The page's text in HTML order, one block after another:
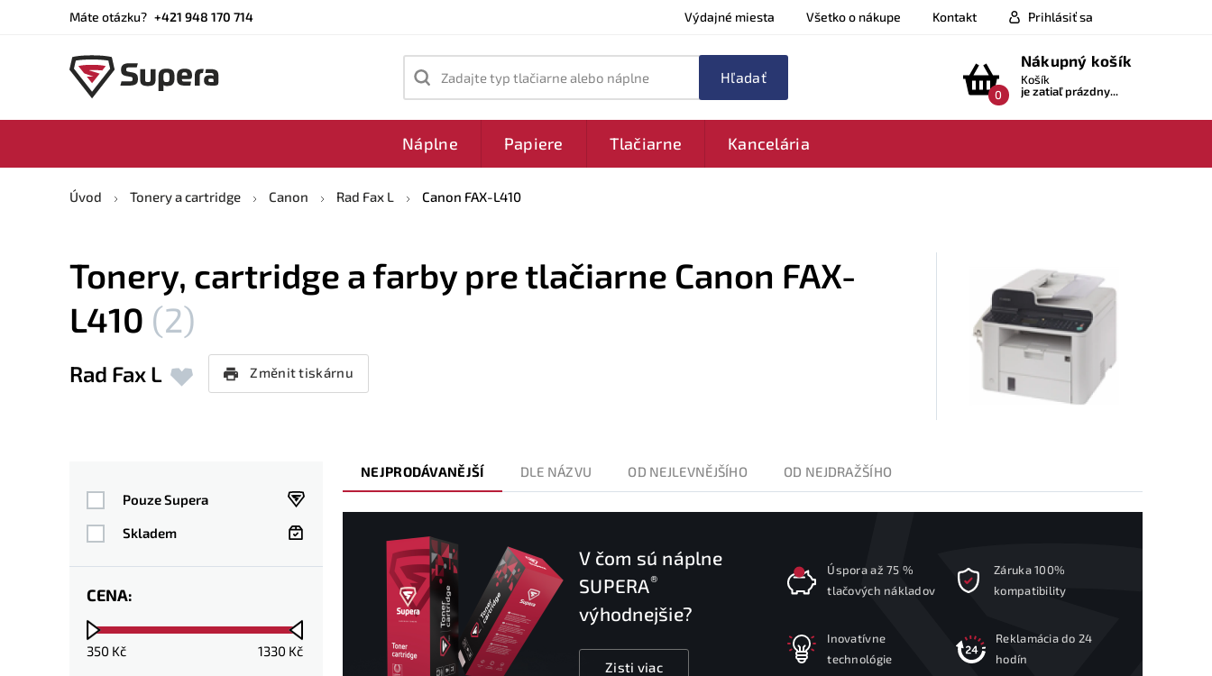
Máte otázku? +421 948 170 714 Výdajné miesta Všetko o nákupe Kontakt Prihlásiť sa
Zadajte typ tlačiarne alebo náplne
0
Nákupný košík
Košík
je zatiaľ prázdny...
Náplne Papiere Tlačiarne Kancelária
Úvod Tonery a cartridge Canon Rad Fax L Canon FAX-L410
Tonery, cartridge a farby pre tlačiarne Canon FAX-
L410 (2)
Rad Fax L Změnit tiskárnu
Pouze Supera
Skladem
CENA:
350 Kč 1330 Kč
NEJPRODÁVANĚJŠÍ DLE NÁZVU OD NEJLEVNĚJŠÍHO OD NEJDRAŽŠÍHO
V čom sú náplne
SUPERA®
výhodnejšie?
Zisti viac
Úspora až 75 %
tlačových nákladov
Záruka 100%
kompatibility
Inovatívne
technológie
Reklamácia do 24
hodín